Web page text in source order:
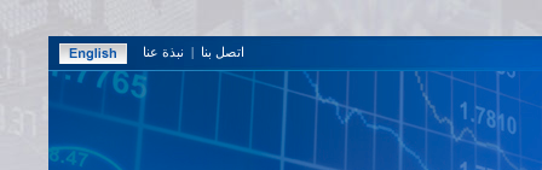
اتصل بنا | نبذة عنا